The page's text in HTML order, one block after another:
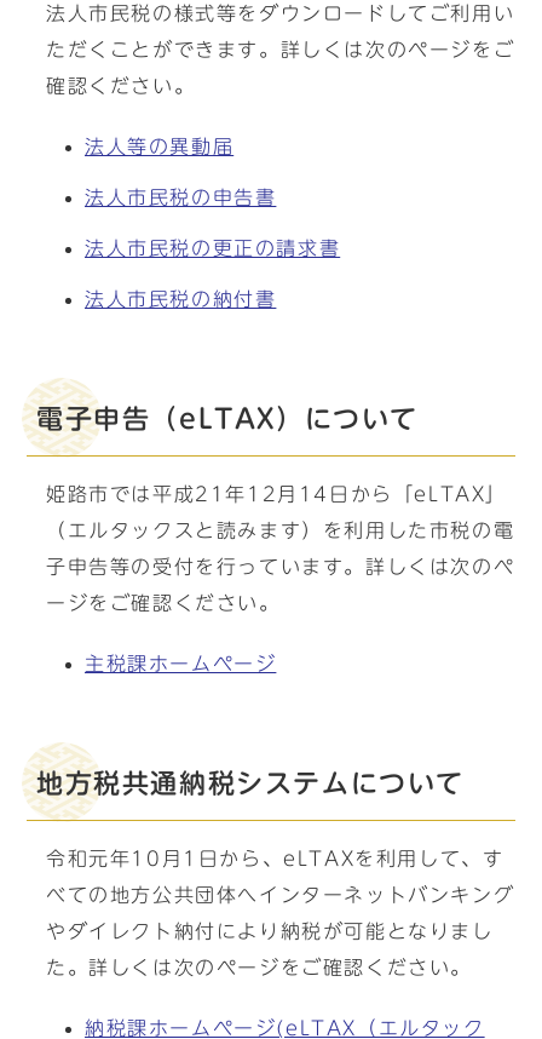
法人市民税の様式等をダウンロードしてご利用い
ただくことができます。詳しくは次のページをご
確認ください。
法人等の異動届
法人市民税の申告書
法人市民税の更正の請求書
法人市民税の納付書
電子申告（eLTAX）について
姫路市では平成21年12月14日から「eLTAX」
（エルタックスと読みます）を利用した市税の電
子申告等の受付を行っています。詳しくは次のペ
ージをご確認ください。
主税課ホームページ
地方税共通納税システムについて
令和元年10月1日から、eLTAXを利用して、す
べての地方公共団体へインターネットバンキング
やダイレクト納付により納税が可能となりまし
た。詳しくは次のページをご確認ください。
納税課ホームページ(eLTAX（エルタック